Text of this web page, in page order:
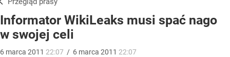
Informator WikiLeaks musi spać nago
w swojej celi
6 marca 2011 22:07 / 6 marca 2011 22:07